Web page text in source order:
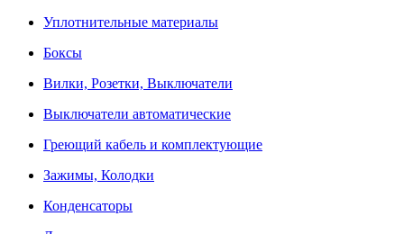
Уплотнительные материалы
Боксы
Вилки, Розетки, Выключатели
Выключатели автоматические
Греющий кабель и комплектующие
Зажимы, Колодки
Конденсаторы